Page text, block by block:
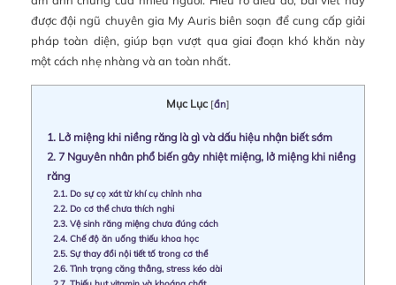
được đội ngũ chuyên gia My Auris biên soạn để cung cấp giải
pháp toàn diện, giúp bạn vượt qua giai đoạn khó khăn này
một cách nhẹ nhàng và an toàn nhất.
Mục Lục [ẩn]
1. Lở miệng khi niềng răng là gì và dấu hiệu nhận biết sớm
2. 7 Nguyên nhân phổ biến gây nhiệt miệng, lở miệng khi niềng
răng
2.1. Do sự cọ xát từ khí cụ chỉnh nha
2.2. Do cơ thể chưa thích nghi
2.3. Vệ sinh răng miệng chưa đúng cách
2.4. Chế độ ăn uống thiếu khoa học
2.5. Sự thay đổi nội tiết tố trong cơ thể
2.6. Tình trạng căng thẳng, stress kéo dài